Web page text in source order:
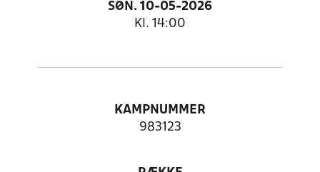
SØN. 10-05-2026
Kl. 14:00
KAMPNUMMER
983123